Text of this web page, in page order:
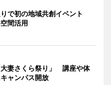
で初の地域共創イベント
間活用
妻さくら祭り」 講座や体
ャンパス開放